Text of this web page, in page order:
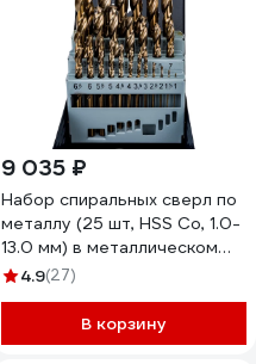
9 035 ₽
Набор спиральных сверл по
металлу (25 шт, HSS Co, 1.0-
13.0 мм) в металлическом
кейсе Thorvik TDBS25K5 25
4.9(27)
В корзину